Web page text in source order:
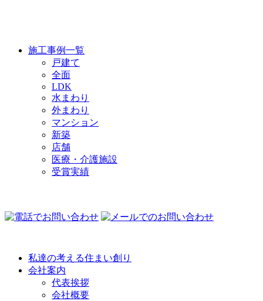
施工事例一覧
戸建て
全面
LDK
水まわり
外まわり
マンション
新築
店舗
医療・介護施設
受賞実績
私達の考える住まい創り
会社案内
代表挨拶
会社概要